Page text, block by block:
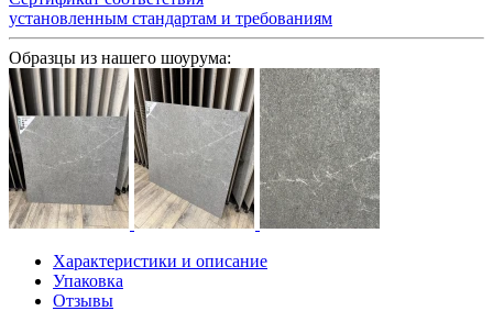
установленным стандартам и требованиям
Образцы из нашего шоурума:
Характеристики и описание
Упаковка
Отзывы